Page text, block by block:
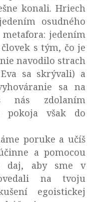
konali. Hriech
osudného
metafora: jedením
s tým, čo je
navodilo strach
sa skrývali) a
sa na
nás zdolaním
pokoja však do
poruke a učíš
a pomocou
daj, aby sme v
na tvoju
egoistickej